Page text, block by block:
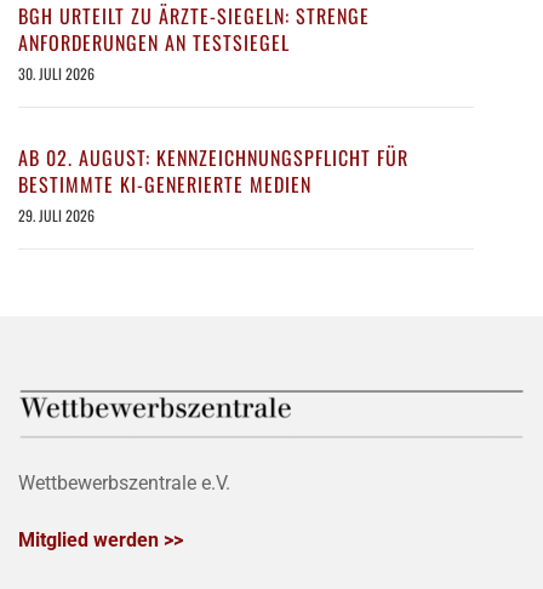
BGH URTEILT ZU ÄRZTE-SIEGELN: STRENGE
ANFORDERUNGEN AN TESTSIEGEL
30. JULI 2026
AB 02. AUGUST: KENNZEICHNUNGSPFLICHT FÜR
BESTIMMTE KI-GENERIERTE MEDIEN
29. JULI 2026
Wettbewerbszentrale e.V.
Mitglied werden >>